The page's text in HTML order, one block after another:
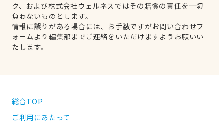
ク、および株式会社ウェルネスではその賠償の責任を一切
負わないものとします。
情報に誤りがある場合には、お手数ですがお問い合わせフ
ォームより編集部までご連絡をいただけますようお願いい
たします。
総合TOP
ご利用にあたって